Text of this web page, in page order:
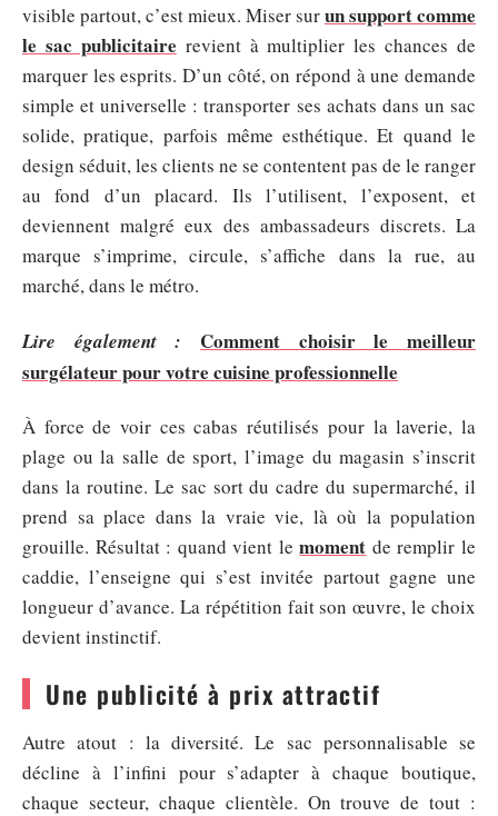
visible partout, c’est mieux. Miser surun support comme
le sac publicitaire revient à multiplier les chances de
marquer les esprits. D’un côté, on répond à une demande
simple et universelle : transporter ses achats dans un sac
solide, pratique, parfois même esthétique. Et quand le
design séduit, les clients ne se contentent pas de le ranger
au fond d’un placard. Ils l’utilisent, l’exposent, et
deviennent malgré eux des ambassadeurs discrets. La
marque s’imprime, circule, s’affiche dans la rue, au
marché, dans le métro.
Lire également :
Comment choisir le meilleur
surgélateur pour votre cuisine professionnelle
À force de voir ces cabas réutilisés pour la laverie, la
plage ou la salle de sport, l’image du magasin s’inscrit
dans la routine. Le sac sort du cadre du supermarché, il
prend sa place dans la vraie vie, là où la population
grouille. Résultat : quand vient lemoment de remplir le
caddie, l’enseigne qui s’est invitée partout gagne une
longueur d’avance. La répétition fait son œuvre, le choix
devient instinctif.
Une publicité à prix attractif
Autre atout : la diversité. Le sac personnalisable se
décline à l’infini pour s’adapter à chaque boutique,
chaque secteur, chaque clientèle. On trouve de tout :